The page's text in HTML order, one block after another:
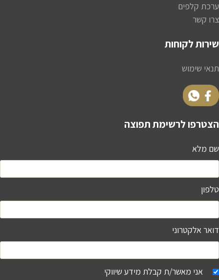
ערכת קלפים
צרו קשר
שירות לקוחות
תנאי שימוש
הצטרפו לרשימת תפוצה
שם מלא
טלפון
דואר אלקטרוני
אני מאשר/ת קבלת מידע שיווקי